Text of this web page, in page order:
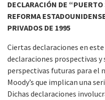
DECLARACIÓN DE
REFORMA
PRIVADOS DE 1995
Ciertas declaraciones en
declaraciones prospectivas y
perspectivas futuras para el
Moody’s que implican una
Dichas declaraciones